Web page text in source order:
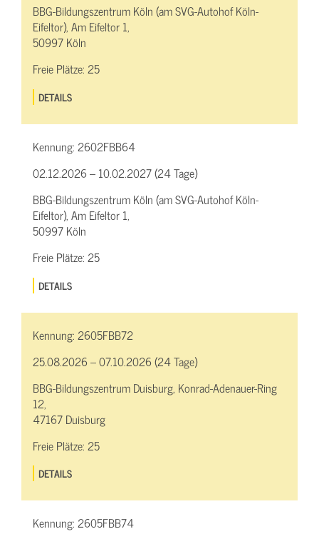
BBG-Bildungszentrum Köln (am SVG-Autohof Köln-
Eifeltor), Am Eifeltor 1,
50997 Köln
Freie Plätze:25
DETAILS
Kennung:2602FBB64
02.12.2026 – 10.02.2027 (24 Tage)
BBG-Bildungszentrum Köln (am SVG-Autohof Köln-
Eifeltor), Am Eifeltor 1,
50997 Köln
Freie Plätze:25
DETAILS
Kennung:2605FBB72
25.08.2026 – 07.10.2026 (24 Tage)
BBG-Bildungszentrum Duisburg, Konrad-Adenauer-Ring
12,
47167 Duisburg
Freie Plätze:25
DETAILS
Kennung:2605FBB74